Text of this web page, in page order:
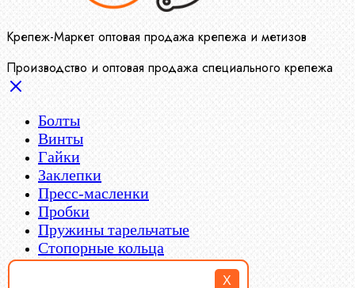
X
Крепеж-Маркет оптовая продажа крепежа и метизов
Производство и оптовая продажа специального крепежа
Болты
Винты
Гайки
Заклепки
Пресс-масленки
Пробки
Пружины тарельчатые
Стопорные кольца
Такелаж